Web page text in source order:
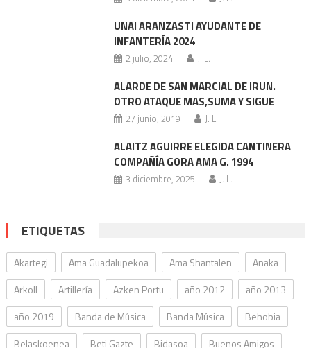
UNAI ARANZASTI AYUDANTE DE
INFANTERÍA 2024
2 julio, 2024 J. L.
ALARDE DE SAN MARCIAL DE IRUN.
OTRO ATAQUE MAS,SUMA Y SIGUE
27 junio, 2019 J. L.
ALAITZ AGUIRRE ELEGIDA CANTINERA
COMPAÑÍA GORA AMA G. 1994
3 diciembre, 2025 J. L.
ETIQUETAS
Akartegi Ama Guadalupekoa Ama Shantalen
Anaka
Arkoll
Artillería Azken Portu año 2012
año 2013
año 2019
Banda de Música Banda Música
Behobia
Belaskoenea
Beti Gazte Bidasoa
Buenos Amigos